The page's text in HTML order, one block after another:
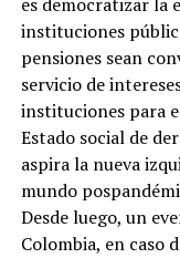
instituciones
pensiones sean
servicio de
instituciones para
Estado social de
aspira la nueva
mundo
Desde luego, un
Colombia, en caso